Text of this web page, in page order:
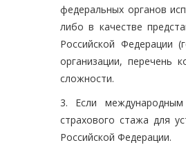
федеральных органов
либо в качестве
Российской Федерации
организации, перечень
сложности.
3. Если
страхового стажа для
Российской Федерации.